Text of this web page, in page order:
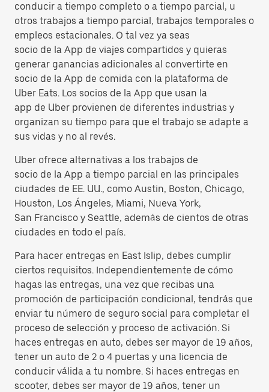
conducir a tiempo completo o a tiempo parcial, u
otros trabajos a tiempo parcial, trabajos temporales o
empleos estacionales. O tal vez ya seas
socio de la App de viajes compartidos y quieras
generar ganancias adicionales al convertirte en
socio de la App de comida con la plataforma de
Uber Eats. Los socios de la App que usan la
app de Uber provienen de diferentes industrias y
organizan su tiempo para que el trabajo se adapte a
sus vidas y no al revés.
Uber ofrece alternativas a los trabajos de
socio de la App a tiempo parcial en las principales
ciudades de EE. UU., como Austin, Boston, Chicago,
Houston, Los Ángeles, Miami, Nueva York,
San Francisco y Seattle, además de cientos de otras
ciudades en todo el país.
Para hacer entregas en East Islip, debes cumplir
ciertos requisitos. Independientemente de cómo
hagas las entregas, una vez que recibas una
promoción de participación condicional, tendrás que
enviar tu número de seguro social para completar el
proceso de selección y proceso de activación. Si
haces entregas en auto, debes ser mayor de 19 años,
tener un auto de 2 o 4 puertas y una licencia de
conducir válida a tu nombre. Si haces entregas en
scooter, debes ser mayor de 19 años, tener un